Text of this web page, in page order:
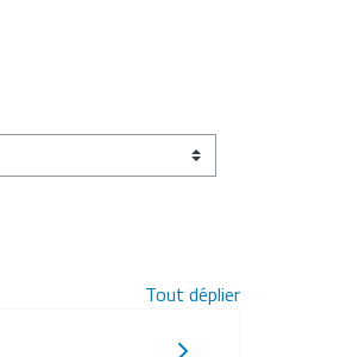
Tout déplier